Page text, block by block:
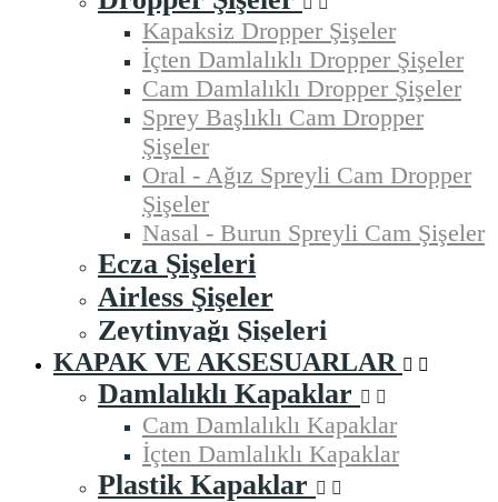
Kapaksiz Dropper Şişeler
İçten Damlalıklı Dropper Şişeler
Cam Damlalıklı Dropper Şişeler
Sprey Başlıklı Cam Dropper
Şişeler
Oral - Ağız Spreyli Cam Dropper
Şişeler
Nasal - Burun Spreyli Cam Şişeler
Ecza Şişeleri
Airless Şişeler
Zeytinyağı Şişeleri
KAPAK VE AKSESUARLAR
Damlalıklı Kapaklar
Cam Damlalıklı Kapaklar
İçten Damlalıklı Kapaklar
Plastik Kapaklar